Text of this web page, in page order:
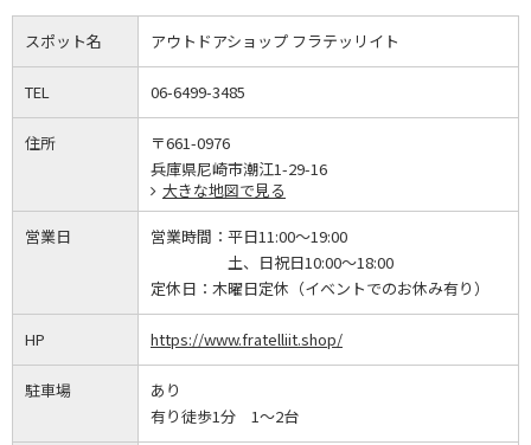
スポット名 アウトドアショップ フラテッリイト
TEL 06-6499-3485
住所
〒661-0976
兵庫県尼崎市潮江1-29-16
大きな地図で見る
営業日 営業時間： 平日11:00～19:00
土、日祝日10:00～18:00
定休日： 木曜日定休（イベントでのお休み有り）
HP https://www.fratelliit.shop/
駐車場
あり
有り徒歩1分 1～2台